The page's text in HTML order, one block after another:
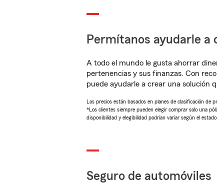
Permítanos ayudarle a
A todo el mundo le gusta ahorrar
pertenencias y sus finanzas. Con
puede ayudarle a crear una solución
Los precios están basados en planes de clasificación de
*Los clientes siempre pueden elegir comprar solo una
disponibilidad y elegibilidad podrían variar según el estado.
Seguro de automóviles